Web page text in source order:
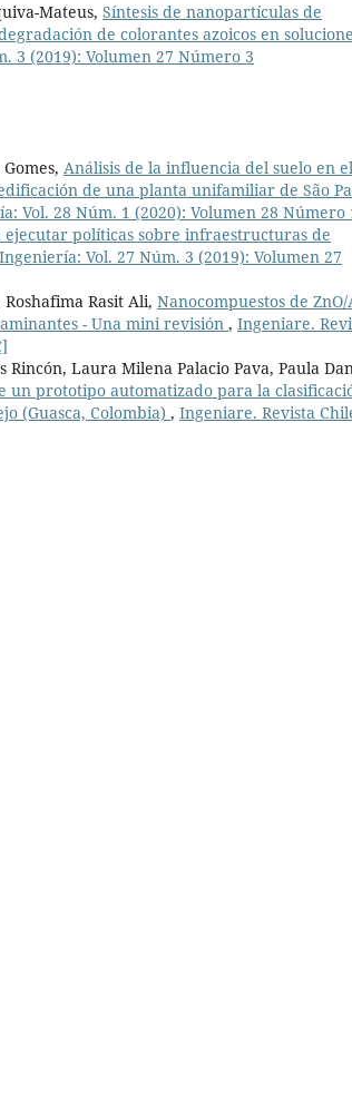
Mateus, Síntesis de nanopartículas de
de colorantes azoicos en
3 (2019): Volumen 27 Número 3
Análisis de la influencia del suelo en el
de una planta unifamiliar de São
Vol. 28 Núm. 1 (2020): Volumen 28 Número
ejecutar políticas sobre infraestructuras de
Vol. 27 Núm. 3 (2019): Volumen 27
Rasit Ali, Nanocompuestos de
- Una mini revisión , Ingeniare.
Laura Milena Palacio Pava, Paula
un prototipo automatizado para la
(Guasca, Colombia) , Ingeniare. Revista